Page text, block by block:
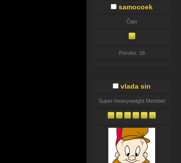
samocoek
Član
Poruke: 18
vlada sin
Super-heavyweight Member